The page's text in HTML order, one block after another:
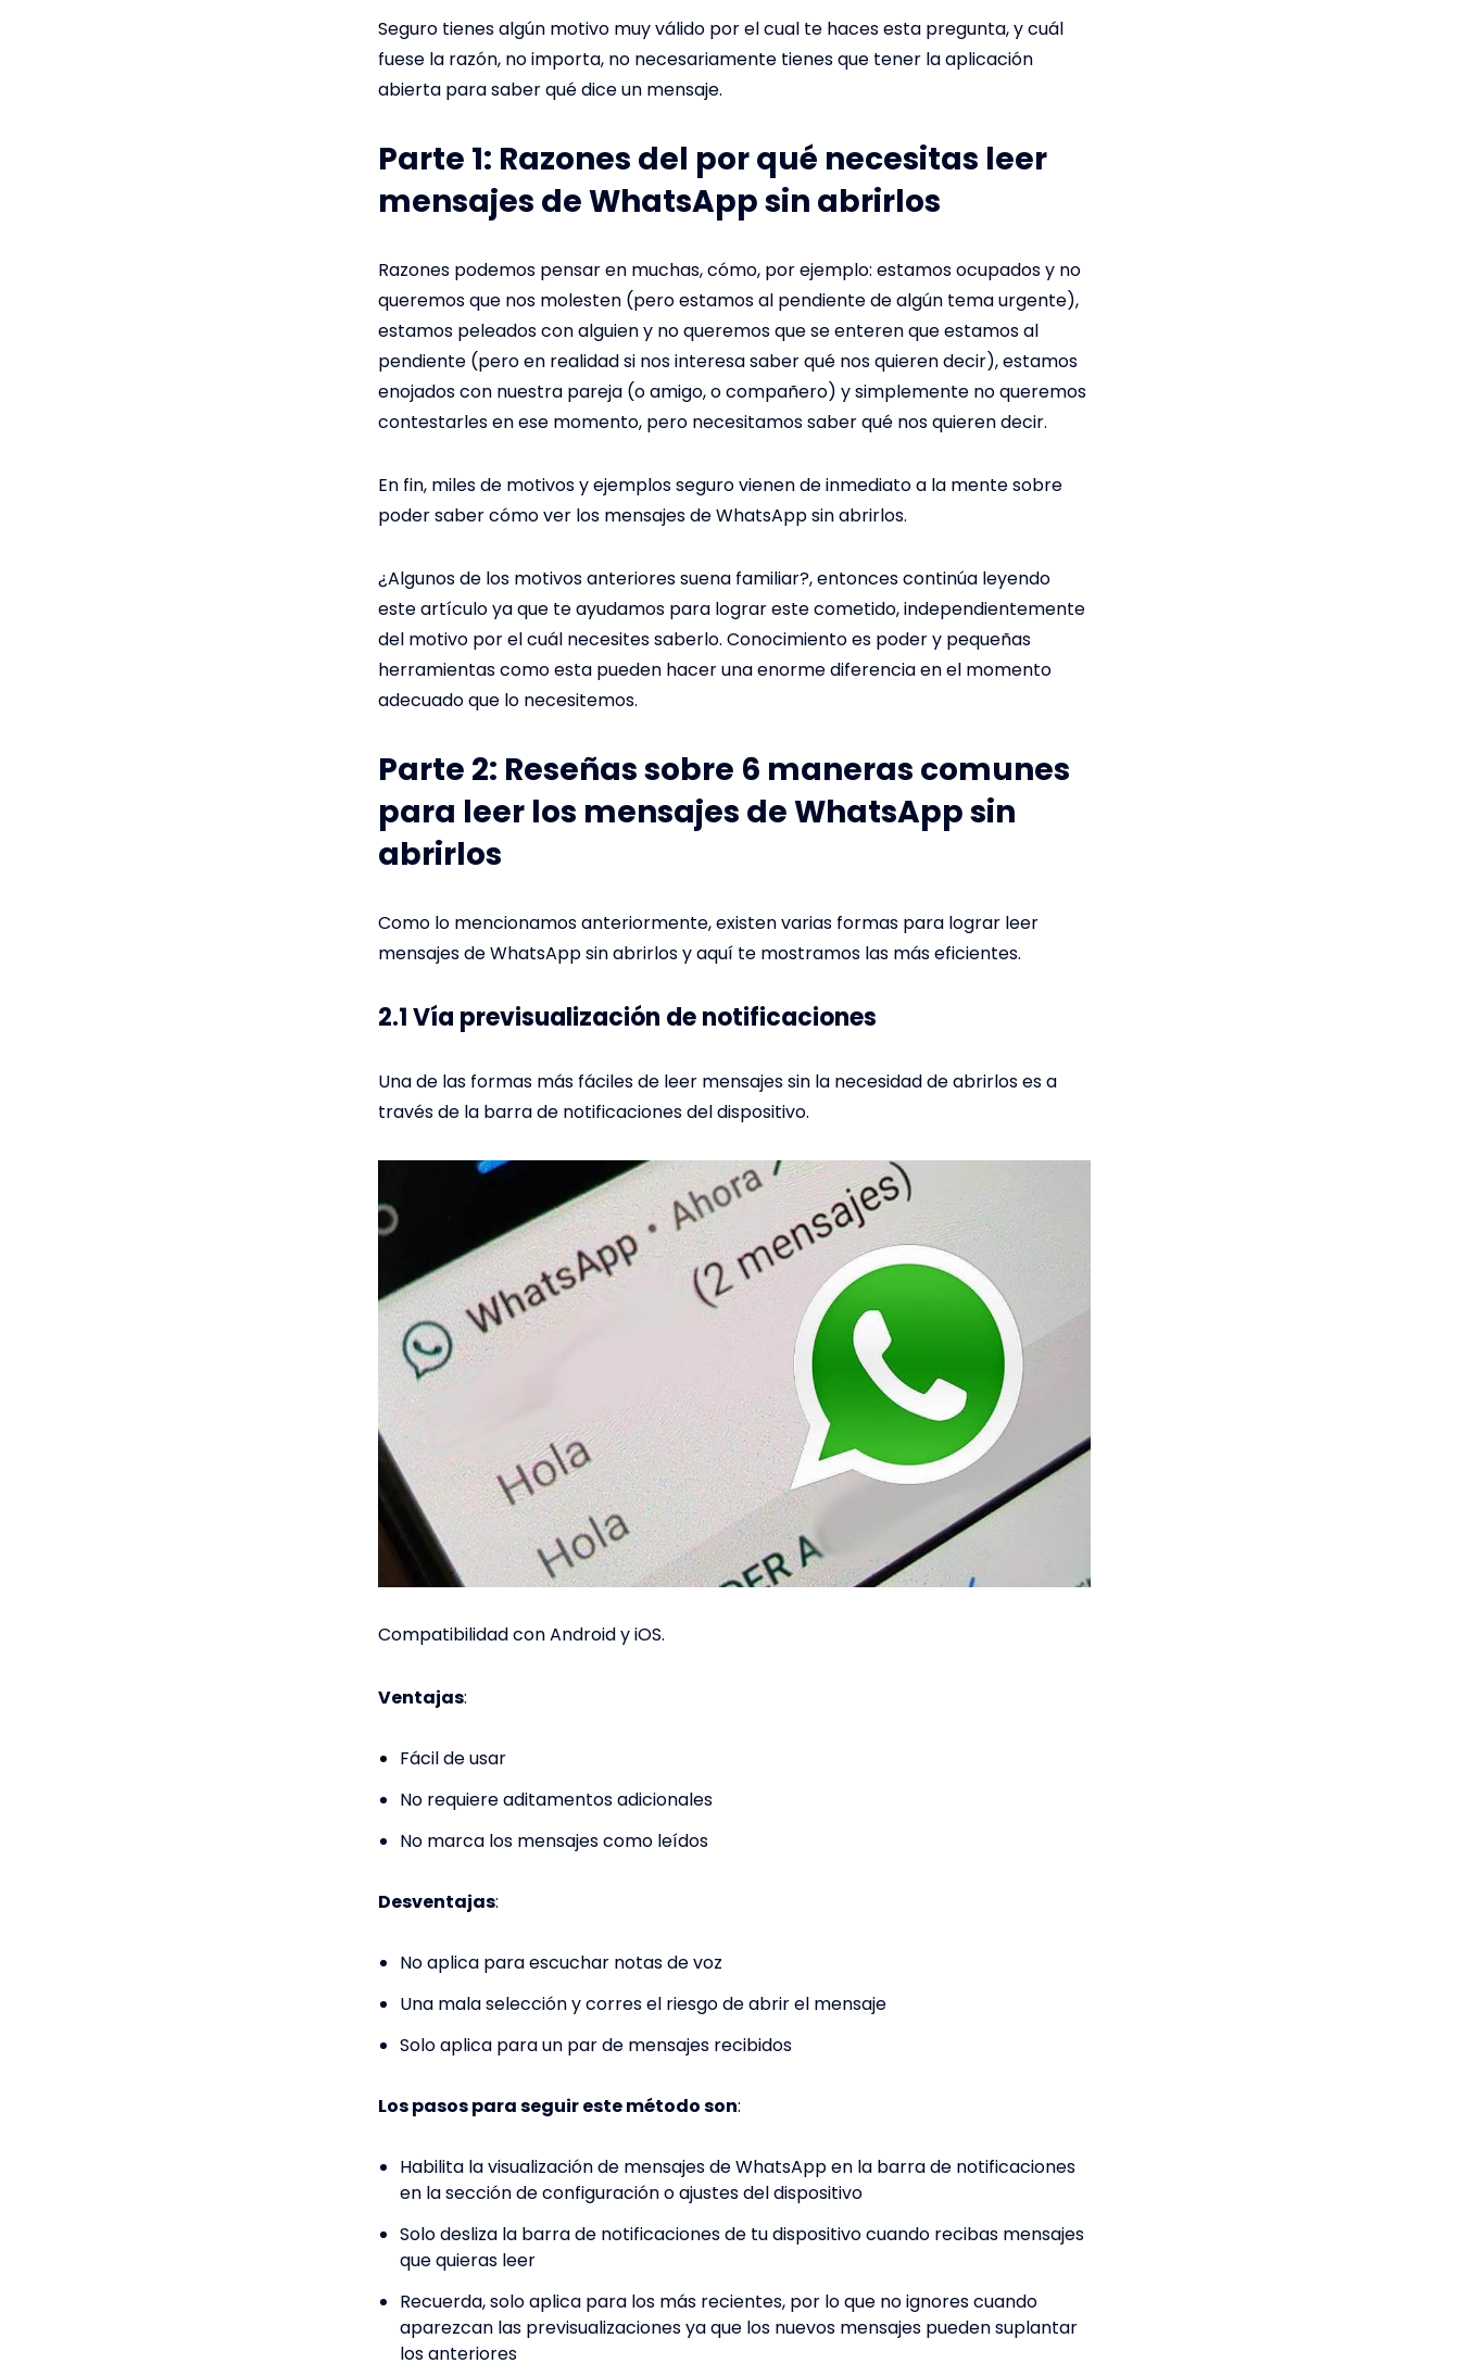
Seguro tienes algún motivo muy válido por el cual te haces esta pregunta, y cuál
fuese la razón, no importa, no necesariamente tienes que tener la aplicación
abierta para saber qué dice un mensaje.
Parte 1: Razones del por qué necesitas leer
mensajes de WhatsApp sin abrirlos
Razones podemos pensar en muchas, cómo, por ejemplo: estamos ocupados y no
queremos que nos molesten (pero estamos al pendiente de algún tema urgente),
estamos peleados con alguien y no queremos que se enteren que estamos al
pendiente (pero en realidad si nos interesa saber qué nos quieren decir), estamos
enojados con nuestra pareja (o amigo, o compañero) y simplemente no queremos
contestarles en ese momento, pero necesitamos saber qué nos quieren decir.
En fin, miles de motivos y ejemplos seguro vienen de inmediato a la mente sobre
poder saber cómo ver los mensajes de WhatsApp sin abrirlos.
¿Algunos de los motivos anteriores suena familiar?, entonces continúa leyendo
este artículo ya que te ayudamos para lograr este cometido, independientemente
del motivo por el cuál necesites saberlo. Conocimiento es poder y pequeñas
herramientas como esta pueden hacer una enorme diferencia en el momento
adecuado que lo necesitemos.
Parte 2: Reseñas sobre 6 maneras comunes
para leer los mensajes de WhatsApp sin
abrirlos
Como lo mencionamos anteriormente, existen varias formas para lograr leer
mensajes de WhatsApp sin abrirlos y aquí te mostramos las más eficientes.
2.1 Vía previsualización de notificaciones
Una de las formas más fáciles de leer mensajes sin la necesidad de abrirlos es a
través de la barra de notificaciones del dispositivo.
Compatibilidad con Android y iOS.
Ventajas:
Fácil de usar
No requiere aditamentos adicionales
No marca los mensajes como leídos
Desventajas:
No aplica para escuchar notas de voz
Una mala selección y corres el riesgo de abrir el mensaje
Solo aplica para un par de mensajes recibidos
Los pasos para seguir este método son:
Habilita la visualización de mensajes de WhatsApp en la barra de notificaciones
en la sección de configuración o ajustes del dispositivo
Solo desliza la barra de notificaciones de tu dispositivo cuando recibas mensajes
que quieras leer
Recuerda, solo aplica para los más recientes, por lo que no ignores cuando
aparezcan las previsualizaciones ya que los nuevos mensajes pueden suplantar
los anteriores